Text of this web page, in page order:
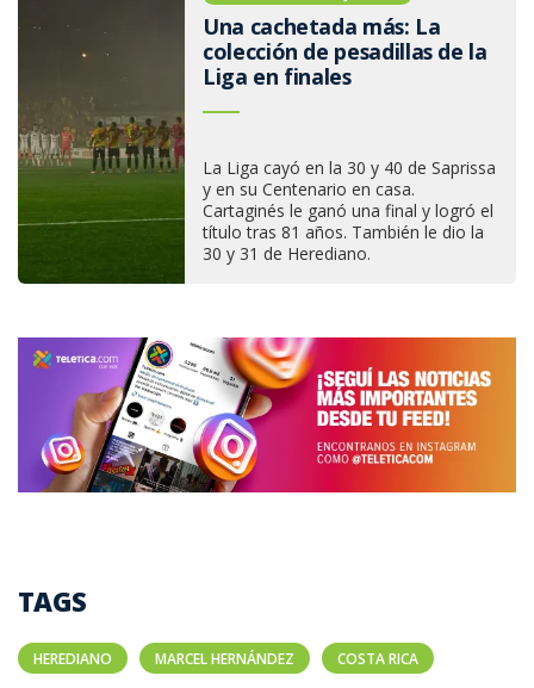
Una cachetada más: La
colección de pesadillas de la
Liga en finales
La Liga cayó en la 30 y 40 de Saprissa
y en su Centenario en casa.
Cartaginés le ganó una final y logró el
título tras 81 años. También le dio la
30 y 31 de Herediano.
TAGS
HEREDIANO MARCEL HERNÁNDEZ COSTA RICA